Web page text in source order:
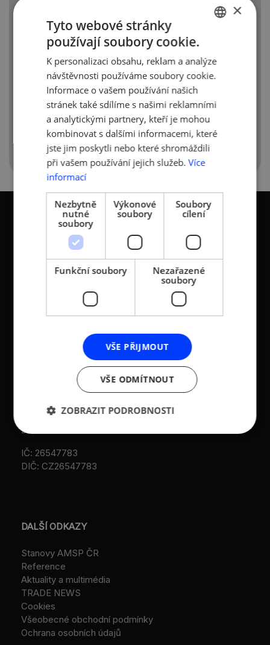
Trade_News_2018
KONTAKTY
středních podniků a
živnostníků České
Zápis v OR: Spisová
značka L 12282 vedená u
Městského soudu v
Praze (původní
VS/1-1/48 640/01-R,
založeno r. 2001)
IČ: 26547783
DIČ: CZ26547783
Sokolovská 100/94
186 00 Praha 8 - Karlín
M:+420 733 722 512
e-mail:amsp@amsp.cz
web: www.amsp.cz
Datová schránka:
ID: au9uavs
DALŠÍ ODKAZY
Stanovy AMSP ČR
Reference
Aktuality a multimédia
TRADE NEWS
Cookies
Všeobecné obchodní podmínky
Ochrana osobních údajů
ENGLISH
×
Tyto webové stránky
používají soubory cookie.
K personalizaci obsahu, reklam a analýze
návštěvnosti používáme soubory cookie.
Informace o vašem používání našich
stránek také sdílíme s našimi reklamními
a analytickými partnery, kteří je mohou
kombinovat s dalšími informacemi, které
jste jim poskytli nebo které shromáždili
při vašem používání jejich služeb. Více
informací
Nezbytně
nutné
soubory
Výkonové
soubory
Soubory
cílení
Funkční soubory
Nezařazené
soubory
VŠE PŘIJMOUT
VŠE ODMÍTNOUT
ZOBRAZIT PODROBNOSTI